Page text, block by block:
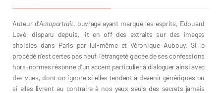
Auteur d’Autoportrait, ouvrage ayant marqué les esprits, Edouard
Levé, disparu depuis, lit en off des extraits sur des images
choisies dans Paris par lui-même et Véronique Aubouy. Si le
procédé n’est certes pas neuf, l’étrangeté glacée de ses confessions
hors-normes résonne d’un accent particulier à dialoguer ainsi avec
des vues, dont on ignore si elles tendent à devenir génériques ou
si elles livrent au contraire à nos yeux seuls des secrets jamais